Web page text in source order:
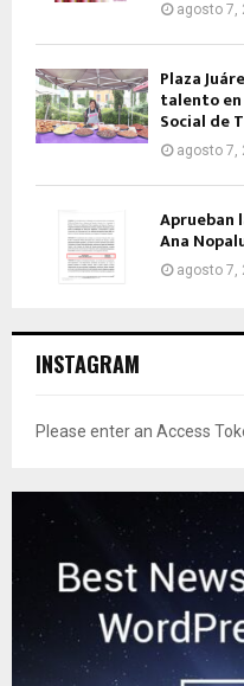
agosto 7,
Plaza
talento
Social de
agosto 7,
Aprueban
Ana
agosto 7,
INSTAGRAM
Please enter an Access